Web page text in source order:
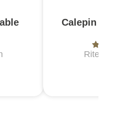
Calepin
Rite in